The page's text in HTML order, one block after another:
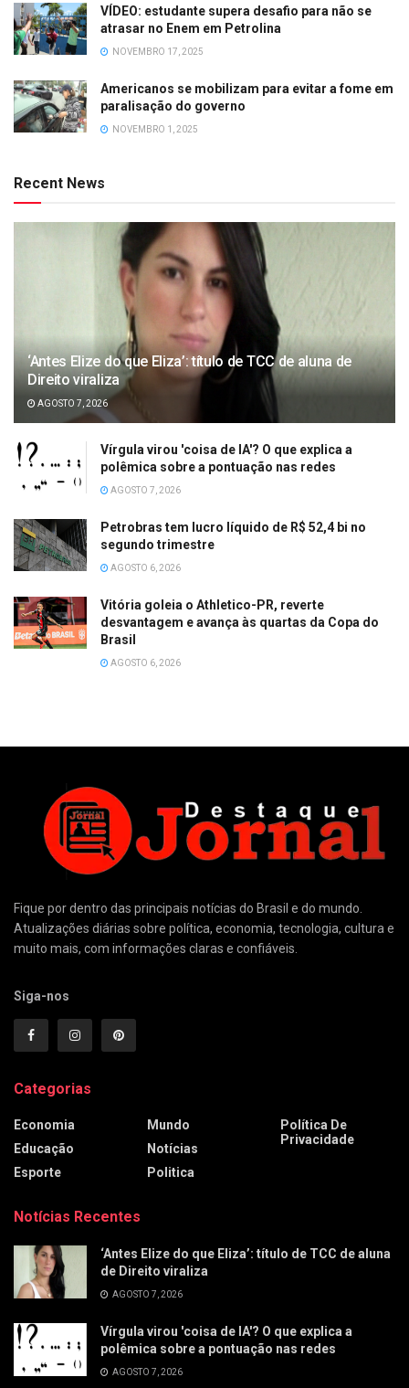
VÍDEO: estudante supera desafio para não se
atrasar no Enem em Petrolina
NOVEMBRO 17, 2025
Americanos se mobilizam para evitar a fome em
paralisação do governo
NOVEMBRO 1, 2025
Recent News
‘Antes Elize do que Eliza’: título de TCC de aluna de
Direito viraliza
AGOSTO 7, 2026
Vírgula virou 'coisa de IA'? O que explica a
polêmica sobre a pontuação nas redes
AGOSTO 7, 2026
Petrobras tem lucro líquido de R$ 52,4 bi no
segundo trimestre
AGOSTO 6, 2026
Vitória goleia o Athletico-PR, reverte
desvantagem e avança às quartas da Copa do
Brasil
AGOSTO 6, 2026
Fique por dentro das principais notícias do Brasil e do mundo.
Atualizações diárias sobre política, economia, tecnologia, cultura e
muito mais, com informações claras e confiáveis.
Siga-nos
Categorias
Economia
Educação
Esporte
Mundo
Notícias
Politica
Política De
Privacidade
Notícias Recentes
‘Antes Elize do que Eliza’: título de TCC de aluna
de Direito viraliza
AGOSTO 7, 2026
Vírgula virou 'coisa de IA'? O que explica a
polêmica sobre a pontuação nas redes
AGOSTO 7, 2026